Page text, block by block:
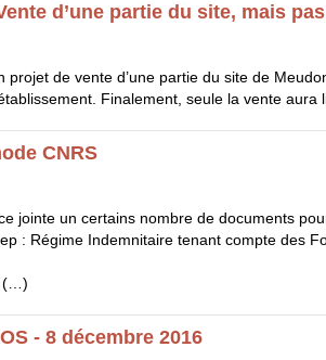
d’une partie du site, mais
projet de vente d’une partie du site de
Finalement, seule la vente aura
CNRS
jointe un certains nombre de documents
: Régime Indemnitaire tenant compte des
(…)
- 8 décembre 2016